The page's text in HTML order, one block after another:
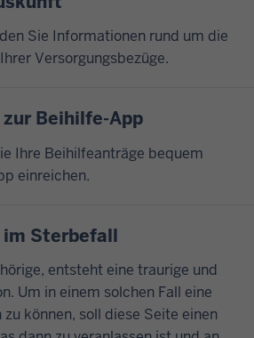
Sie Informationen rund um die
Versorgungsbezüge.
Beihilfe-App
Ihre Beihilfeanträge bequem
einreichen.
Sterbefall
entsteht eine traurige und
Um in einem solchen Fall eine
können, soll diese Seite einen